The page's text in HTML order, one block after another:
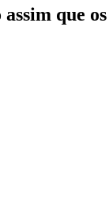
que